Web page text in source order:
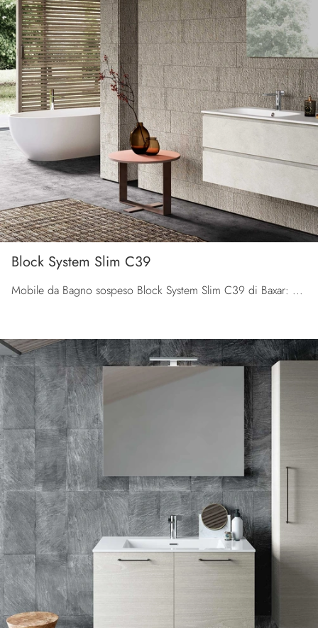
Block System Slim C39
Mobile da Bagno sospeso Block System Slim C39 di Baxar: clicca e scopri di più su mobili bagno sospesi in melaminico e accessori della marca.